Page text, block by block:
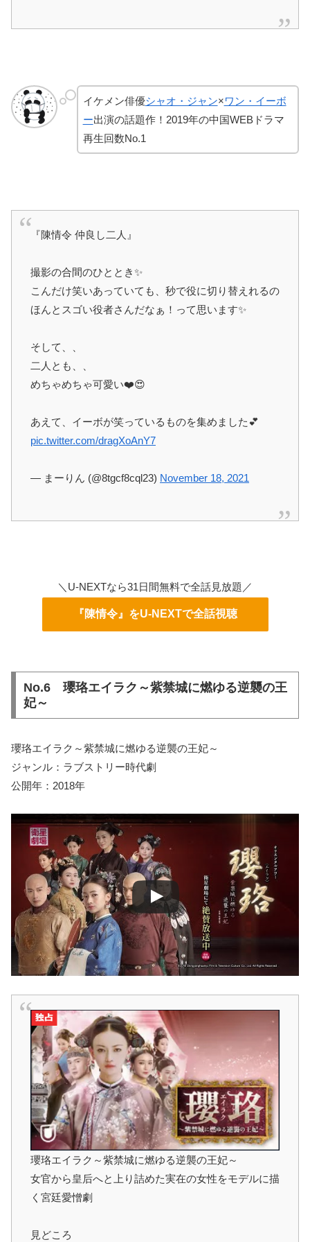
イケメン俳優シャオ・ジャン×ワン・イーボ
ー出演の話題作！2019年の中国WEBドラマ
再生回数No.1
『陳情令 仲良し二人』
撮影の合間のひととき✨
こんだけ笑いあっていても、秒で役に切り替えれるの
ほんとスゴい役者さんだなぁ！って思います✨
そして、、
二人とも、、
めちゃめちゃ可愛い❤️😍
あえて、イーボが笑っているものを集めました💕
pic.twitter.com/dragXoAnY7
— まーりん (@8tgcf8cql23) November 18, 2021
＼U-NEXTなら31日間無料で全話見放題／
『陳情令』をU-NEXTで全話視聴
No.6 瓔珞エイラク～紫禁城に燃ゆる逆襲の王
妃～
瓔珞エイラク～紫禁城に燃ゆる逆襲の王妃～
ジャンル：ラブストリー時代劇
公開年：2018年
瓔珞エイラク～紫禁城に燃ゆる逆襲の王妃～
女官から皇后へと上り詰めた実在の女性をモデルに描
く宮廷愛憎劇
見どころ